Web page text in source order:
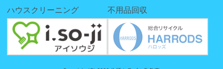
ハウスクリーニング 不用品回収